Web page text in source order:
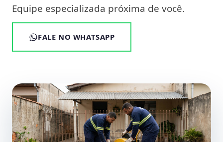
Equipe especializada próxima de você.
FALE NO WHATSAPP